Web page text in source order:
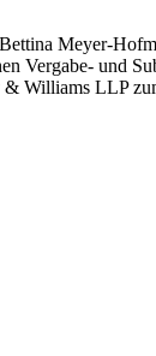
Meyer-
und
Williams LLP